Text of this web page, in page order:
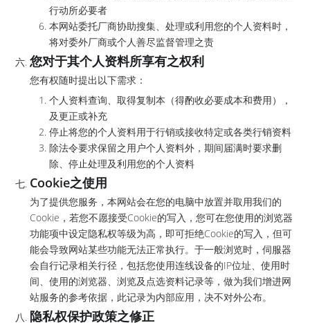
行动所必要者
本网站委托厂商协助搜集、处理或利用您的个人资料时，
将对委外厂商或个人善尽监督管理之责
您对于其个人资料所享有之权利
您有权随时提出以下需求：
个人资料查询、取得复制本（得酌收必要成本和费用），
及更正或补充
停止将您的个人资料用于行销或接收特定或各类行销资料
除法令要求保留之用户个人资料外，期间届满时要求删
除、停止处理及利用您的个人资料
Cookie之使用
为了提供您服务，本网站会在您的电脑中放置并取用我们的
Cookie，若您不愿接受Cookie的写入，您可在您使用的浏览器
功能项中设定隐私权等级为高，即可拒绝Cookie的写入，但可
能会导致网站某些功能无法正常执行。于一般浏览时，伺服器
会自行记录相关行径，包括您使用连线设备的IP位址、使用时
间、使用的浏览器、浏览及点选资料记录等，做为我们增进网
站服务的参考依据，此记录为内部应用，决不对外公布。
隐私权保护政策之修正